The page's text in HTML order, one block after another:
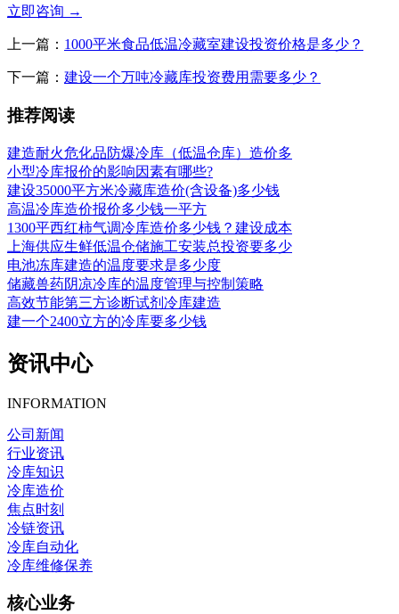
立即咨询 →
上一篇： 1000平米食品低温冷藏室建设投资价格是多少？
下一篇： 建设一个万吨冷藏库投资费用需要多少？
推荐阅读
建造耐火危化品防爆冷库（低温仓库）造价多
小型冷库报价的影响因素有哪些?
建设35000平方米冷藏库造价(含设备)多少钱
高温冷库造价报价多少钱一平方
1300平西红柿气调冷库造价多少钱？建设成本
上海供应生鲜低温仓储施工安装总投资要多少
电池冻库建造的温度要求是多少度
储藏兽药阴凉冷库的温度管理与控制策略
高效节能第三方诊断试剂冷库建造
建一个2400立方的冷库要多少钱
资讯中心
INFORMATION
公司新闻
行业资讯
冷库知识
冷库造价
焦点时刻
冷链资讯
冷库自动化
冷库维修保养
核心业务